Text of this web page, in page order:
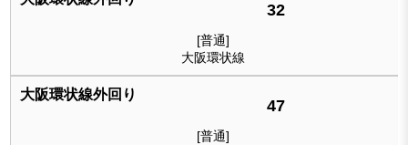
32
[普通]
大阪環状線
47
[普通]